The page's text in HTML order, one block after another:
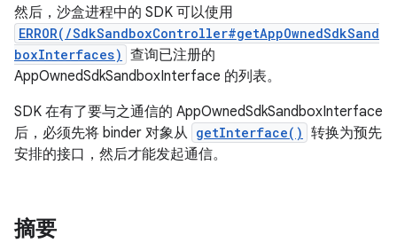
然后，沙盒进程中的 SDK 可以使用
ERROR(/SdkSandboxController#getAppOwnedSdkSand
boxInterfaces) 查询已注册的
AppOwnedSdkSandboxInterface 的列表。
SDK 在有了要与之通信的 AppOwnedSdkSandboxInterface
后，必须先将 binder 对象从 getInterface() 转换为预先
安排的接口，然后才能发起通信。
摘要